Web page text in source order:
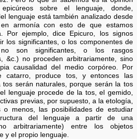
sobre el lenguaje, donde,
lenguaje está también analizado desde
armonía con esto de que estamos
Por ejemplo, dice Epicuro, los signos
los significantes, o los componentes de
son significantes, o los rasgos
&c.) no proceden arbitrariamente, sino
causalidad del medio corpóreo. Por
catarro, produce tos, y entonces las
tos serán naturales, porque serán la tos
lenguaje procede de la tos, el gemido,
previas, por supuesto, a la etología,
o menos, las posibilidades de estudiar
del lenguaje a partir de una
arbitrariamente) entre los objetos
y el propio lenguaje.